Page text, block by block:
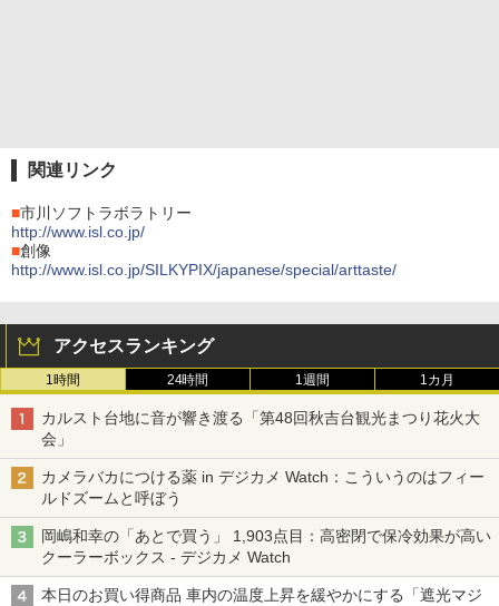
関連リンク
■市川ソフトラボラトリー
http://www.isl.co.jp/
■創像
http://www.isl.co.jp/SILKYPIX/japanese/special/arttaste/
アクセスランキング
1時間 24時間 1週間 1カ月
カルスト台地に音が響き渡る「第48回秋吉台観光まつり花火大
会」
カメラバカにつける薬 in デジカメ Watch：こういうのはフィー
ルドズームと呼ぼう
岡嶋和幸の「あとで買う」 1,903点目：高密閉で保冷効果が高い
クーラーボックス - デジカメ Watch
本日のお買い得商品 車内の温度上昇を緩やかにする「遮光マジ